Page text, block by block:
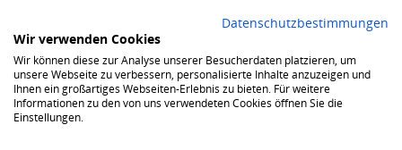
0
Geschirrspüler Einbau-Spüler Integrierbar 60 cm
Datenschutzbestimmungen
Wir verwenden Cookies
Wir können diese zur Analyse unserer Besucherdaten platzieren, um
unsere Webseite zu verbessern, personalisierte Inhalte anzuzeigen und
Ihnen ein großartiges Webseiten-Erlebnis zu bieten. Für weitere
Informationen zu den von uns verwendeten Cookies öffnen Sie die
Einstellungen.